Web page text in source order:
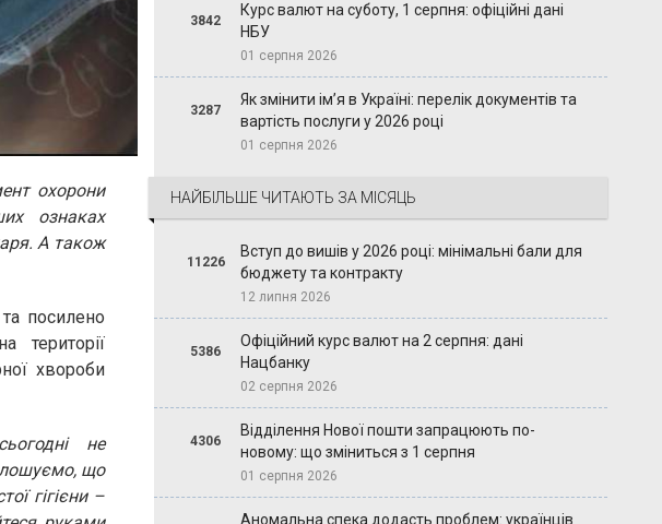
охорони
ознаках
А також
посилено
території
хвороби
не
що
гігієни –
3842
Курс валют на суботу, 1 серпня: офіційні дані
НБУ
01 серпня 2026
3287
Як змінити ім’я в Україні: перелік документів та
вартість послуги у 2026 році
01 серпня 2026
НАЙБІЛЬШЕ ЧИТАЮТЬ ЗА МІСЯЦЬ
11226
Вступ до вишів у 2026 році: мінімальні бали для
бюджету та контракту
12 липня 2026
5386
Офіційний курс валют на 2 серпня: дані
Нацбанку
02 серпня 2026
4306
Відділення Нової пошти запрацюють по-
новому: що зміниться з 1 серпня
01 серпня 2026
Аномальна спека додасть проблем: українців